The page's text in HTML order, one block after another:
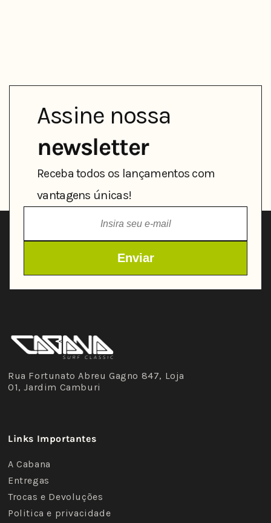
Assine nossa
newsletter
Receba todos os lançamentos com
vantagens únicas!
Rua Fortunato Abreu Gagno 847, Loja
01, Jardim Camburi
Links Importantes
A Cabana
Entregas
Trocas e Devoluções
Politica e privacidade